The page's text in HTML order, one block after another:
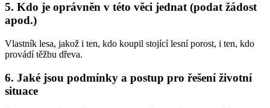
5. Kdo je oprávněn v této věci jednat (podat žádost
apod.)
Vlastník lesa, jakož i ten, kdo koupil stojící lesní porost, i ten, kdo
provádí těžbu dřeva.
6. Jaké jsou podmínky a postup pro řešení životní
situace